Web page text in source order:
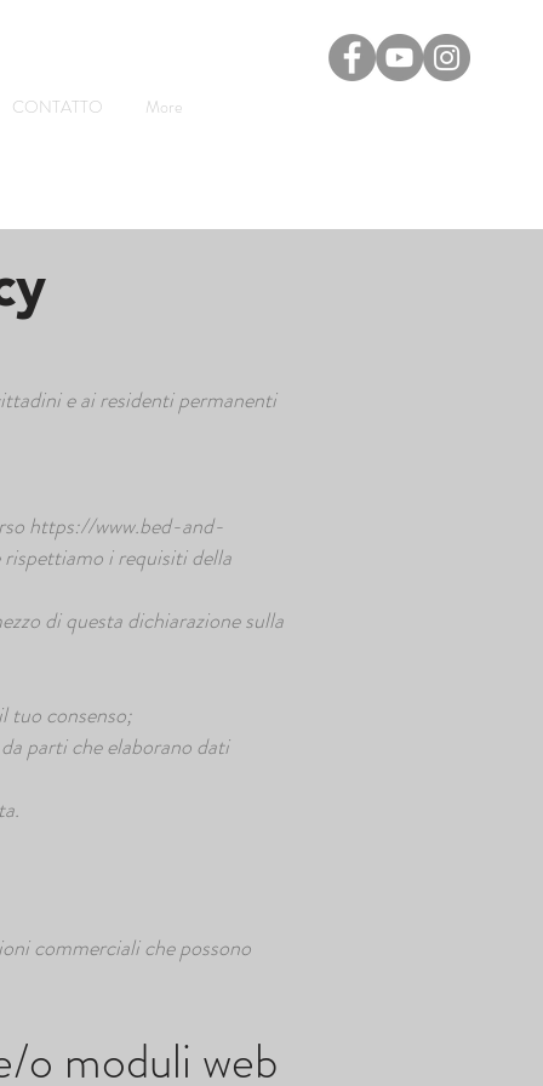
CONTATTO More
e ai residenti permanenti
https://www.bed-and-
i requisiti della
di questa dichiarazione sulla
tuo consenso;
parti che elaborano dati
commerciali che possono
o moduli web